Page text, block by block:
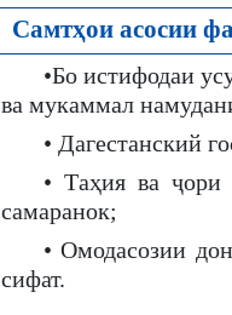
Самтҳои асосии
•Бо истифодаи
ва мукаммал
• Дагестанский
• Таҳия ва ҷори
самаранок;
• Омодасозии
сифат.